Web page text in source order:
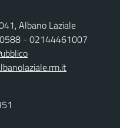
Albano Laziale
- 02144461007